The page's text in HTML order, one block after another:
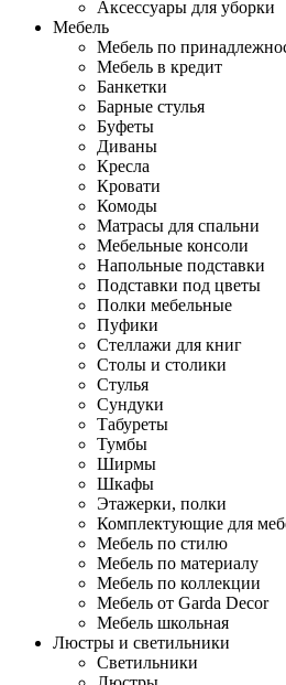
Аксессуары для уборки
Мебель
Мебель по
Мебель в кредит
Банкетки
Барные стулья
Буфеты
Диваны
Кресла
Кровати
Комоды
Матрасы для спальни
Мебельные консоли
Напольные подставки
Подставки под цветы
Полки мебельные
Пуфики
Стеллажи для книг
Столы и столики
Стулья
Сундуки
Табуреты
Тумбы
Ширмы
Шкафы
Этажерки, полки
Комплектующие для
Мебель по стилю
Мебель по материалу
Мебель по коллекции
Мебель от Garda Decor
Мебель школьная
Люстры и светильники
Светильники